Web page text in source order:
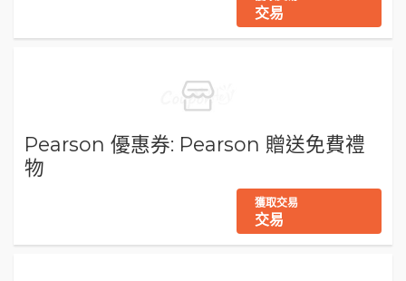
交易
Pearson 優惠券: Pearson 贈送免費禮
物
獲取交易
交易